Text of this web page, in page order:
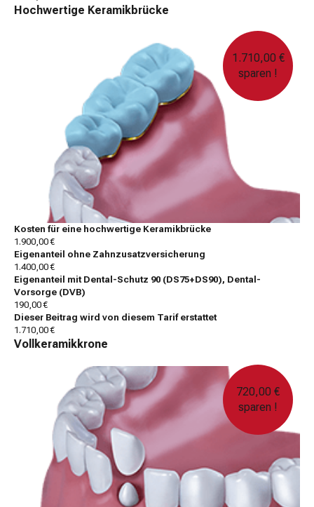
Hochwertige Keramikbrücke
1.710,00 €
sparen !
Kosten für eine hochwertige Keramikbrücke
1.900,00 €
Eigenanteil ohne Zahnzusatzversicherung
1.400,00 €
Eigenanteil mit Dental-Schutz 90 (DS75+DS90), Dental-
Vorsorge (DVB)
190,00 €
Dieser Beitrag wird von diesem Tarif erstattet
1.710,00 €
Vollkeramikkrone
720,00 €
sparen !